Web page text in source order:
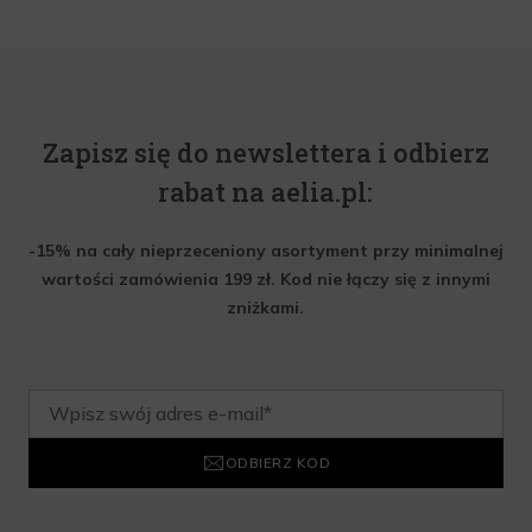
Zapisz się do newslettera i odbierz
rabat na aelia.pl:
-15% na cały nieprzeceniony asortyment przy minimalnej
wartości zamówienia 199 zł. Kod nie łączy się z innymi
zniżkami.
ODBIERZ KOD